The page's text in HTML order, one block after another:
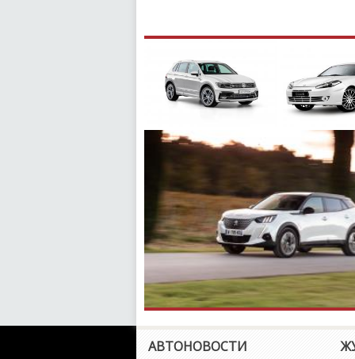
АВТОНОВОСТИ